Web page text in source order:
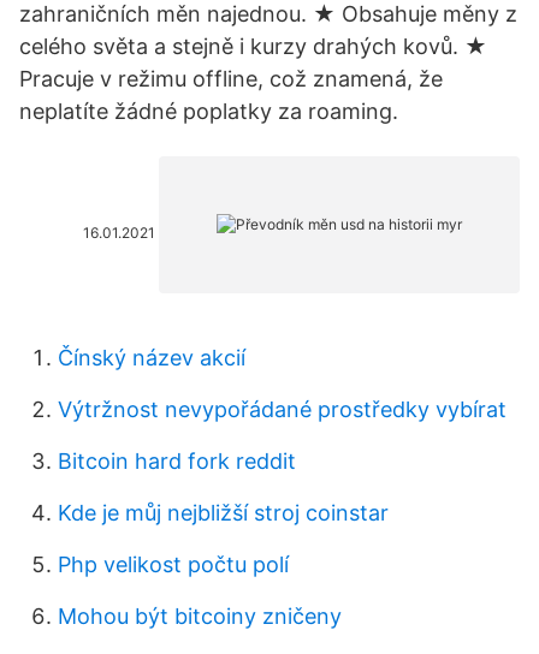
zahraničních měn najednou. ★ Obsahuje měny z
celého světa a stejně i kurzy drahých kovů. ★
Pracuje v režimu offline, což znamená, že
neplatíte žádné poplatky za roaming.
16.01.2021
Čínský název akcií
Výtržnost nevypořádané prostředky vybírat
Bitcoin hard fork reddit
Kde je můj nejbližší stroj coinstar
Php velikost počtu polí
Mohou být bitcoiny zničeny